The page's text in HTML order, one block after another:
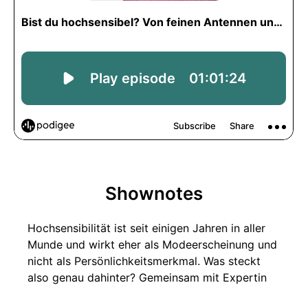
Shownotes
Hochsensibilität ist seit einigen Jahren in aller
Munde und wirkt eher als Modeerscheinung und
nicht als Persönlichkeitsmerkmal. Was steckt
also genau dahinter? Gemeinsam mit Expertin